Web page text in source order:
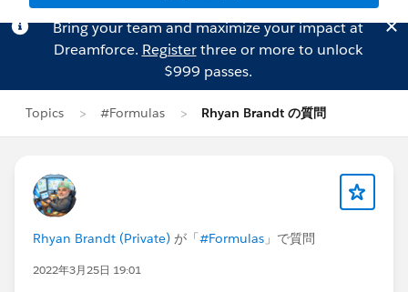
Bring your team and maximize your impact at
Dreamforce. Registerthree or more to unlock
$999 passes.
Topics #Formulas Rhyan Brandt の質問
Rhyan Brandt (Private) が「#Formulas 」で質問
2022年3月25日 19:01